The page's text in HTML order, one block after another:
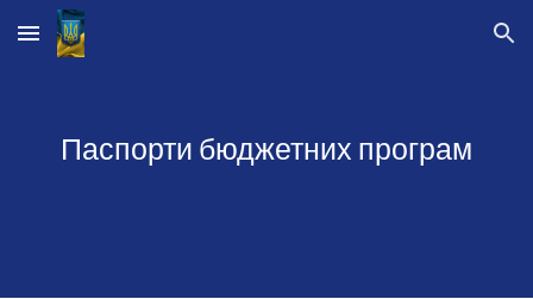
Skip to main content Skip to navigation
Паспорти бюджетних програм